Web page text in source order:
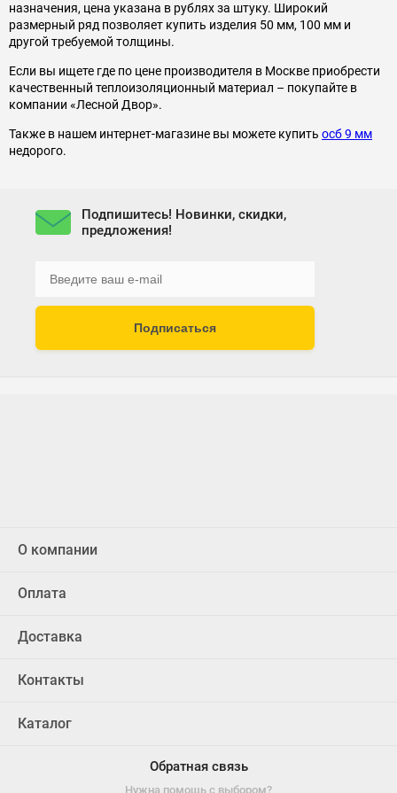
назначения, цена указана в рублях за штуку. Широкий
размерный ряд позволяет купить изделия 50 мм, 100 мм и
другой требуемой толщины.
Если вы ищете где по цене производителя в Москве приобрести
качественный теплоизоляционный материал – покупайте в
компании «Лесной Двор».
Также в нашем интернет-магазине вы можете купить осб 9 мм
недорого.
Подпишитесь! Новинки, скидки,
предложения!
Подписаться
О компании
Оплата
Доставка
Контакты
Каталог
Обратная связь
Нужна помощь с выбором?